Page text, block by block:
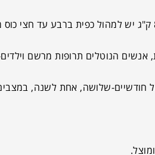
אנשים הנוטלים תרופות מרשם
שלושה, אחת לשנה,